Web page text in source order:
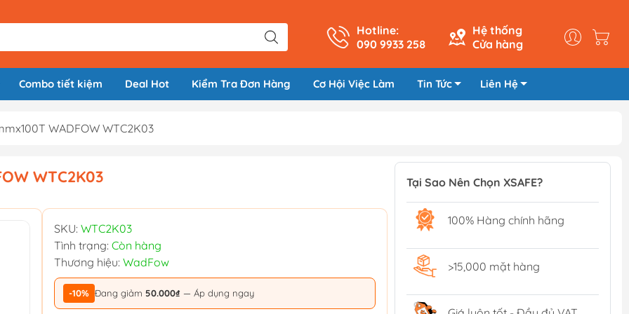
Hotline:
090 9933 258
Hệ thống
Cửa hàng
Combo tiết kiệm Deal Hot Kiểm Tra Đơn Hàng Cơ Hội Việc Làm Tin Tức Liên Hệ
WADFOW WTC2K03
WTC2K03
SKU: WTC2K03
Tình trạng: Còn hàng
Thương hiệu: WadFow
-10% Đang giảm 50.000₫ — Áp dụng ngay
Tại Sao Nên Chọn XSAFE?
100% Hàng chính hãng
>15,000 mặt hàng